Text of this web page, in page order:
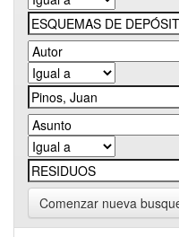
Comenzar nueva